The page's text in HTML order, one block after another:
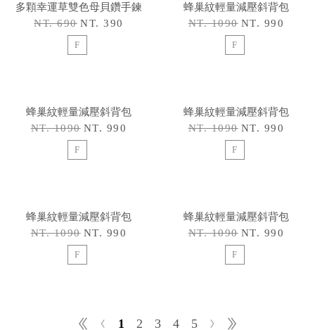
多顆幸運草雙色母貝鑽手鍊
NT. 690 NT. 390
F
蜂巢紋輕量減壓斜背包
NT. 1090 NT. 990
F
蜂巢紋輕量減壓斜背包
NT. 1090 NT. 990
F
蜂巢紋輕量減壓斜背包
NT. 1090 NT. 990
F
蜂巢紋輕量減壓斜背包
NT. 1090 NT. 990
F
蜂巢紋輕量減壓斜背包
NT. 1090 NT. 990
F
1 2 3 4 5